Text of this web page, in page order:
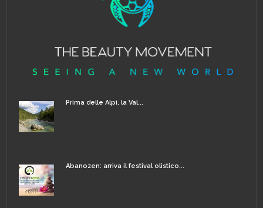
Prima delle Alpi, la Val...
Abanozen: arriva il festival olistico...